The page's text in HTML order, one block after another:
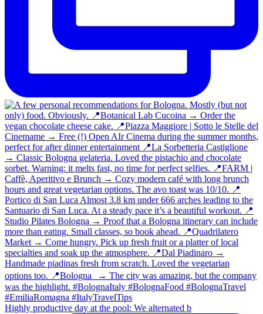
Highly productive day at the pool: We alternated b